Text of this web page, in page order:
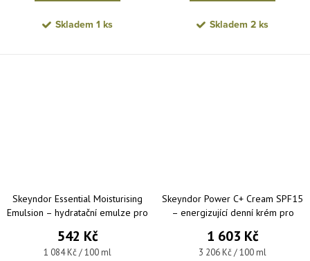
Skladem 1 ks Skladem 2 ks
Skeyndor Essential Moisturising
Emulsion – hydratační emulze pro
542 Kč
Měrná cena:
1 084 Kč / 100 ml
Skeyndor Power C+ Cream SPF15
– energizující denní krém pro
1 603 Kč
Měrná cena:
3 206 Kč / 100 ml